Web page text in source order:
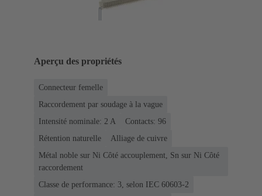
Aperçu des propriétés
Connecteur femelle
Raccordement par soudage à la vague
Intensité nominale: ‌2 A
Contacts: 96
Rétention naturelle
Alliage de cuivre
Métal noble sur Ni Côté accouplement, Sn sur Ni Côté
raccordement
Classe de performance: 3, selon IEC 60603-2